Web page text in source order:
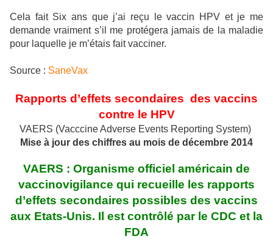
Cela fait Six ans que j’ai reçu le vaccin HPV et je me
demande vraiment s’il me protégera jamais de la maladie
pour laquelle je m’étais fait vacciner.
Source : SaneVax
Rapports d’effets secondaires des vaccins
contre le HPV
VAERS (Vacccine Adverse Events Reporting System)
Mise à jour des chiffres au mois de décembre 2014
VAERS : Organisme officiel américain de
vaccinovigilance qui recueille les rapports
d’effets secondaires possibles des vaccins
aux Etats-Unis. Il est contrôlé par le CDC et la
FDA